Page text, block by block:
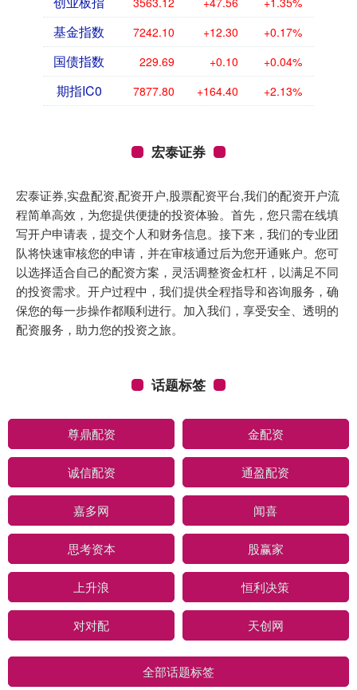
基金指数 7242.10 +12.30 +0.17%
国债指数 229.69 +0.10 +0.04%
期指IC0 7877.80 +164.40 +2.13%
宏泰证券
宏泰证券,实盘配资,配资开户,股票配资平台,我们的配资开户流
程简单高效，为您提供便捷的投资体验。首先，您只需在线填
写开户申请表，提交个人和财务信息。接下来，我们的专业团
队将快速审核您的申请，并在审核通过后为您开通账户。您可
以选择适合自己的配资方案，灵活调整资金杠杆，以满足不同
的投资需求。开户过程中，我们提供全程指导和咨询服务，确
保您的每一步操作都顺利进行。加入我们，享受安全、透明的
配资服务，助力您的投资之旅。
话题标签
尊鼎配资 金配资
诚信配资 通盈配资
嘉多网 闻喜
思考资本 股赢家
上升浪 恒利决策
对对配 天创网
全部话题标签